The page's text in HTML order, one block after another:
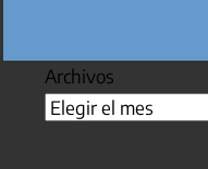
Archivos